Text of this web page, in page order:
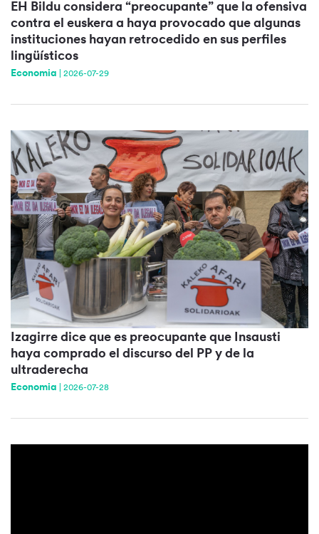
EH Bildu considera “preocupante” que la ofensiva
contra el euskera a haya provocado que algunas
instituciones hayan retrocedido en sus perfiles
lingüísticos
Economia 2026-07-29
Izagirre dice que es preocupante que Insausti
haya comprado el discurso del PP y de la
ultraderecha
Economia 2026-07-28